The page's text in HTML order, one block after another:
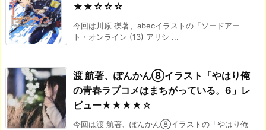
★★☆☆☆
今回は川原 礫著、abecイラストの「ソードアー
ト・オンライン (13) アリシ ...
渡 航著、ぽんかん⑧イラスト「やはり俺
の青春ラブコメはまちがっている。6」レ
ビュー★★★★☆
今回は渡 航著、ぽんかん⑧イラストの「やはり俺